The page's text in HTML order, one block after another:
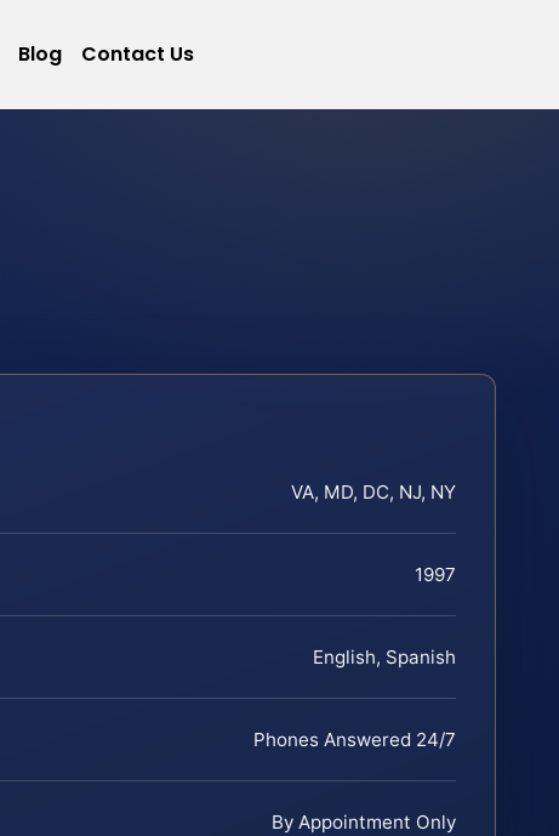
Blog Contact Us
VA, MD, DC, NJ, NY
1997
English, Spanish
Phones Answered 24/7
By Appointment Only